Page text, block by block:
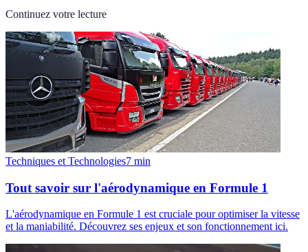
Continuez votre lecture
Techniques et Technologies7 min
Tout savoir sur l'aérodynamique en Formule 1
L'aérodynamique en Formule 1 est cruciale pour optimiser la vitesse
et la maniabilité. Découvrez ses enjeux et son fonctionnement ici.